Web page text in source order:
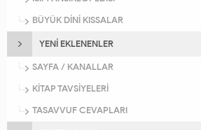
BÜYÜK DİNİ KISSALAR
YENİ EKLENENLER
SAYFA / KANALLAR
KİTAP TAVSİYELERİ
TASAVVUF CEVAPLARI